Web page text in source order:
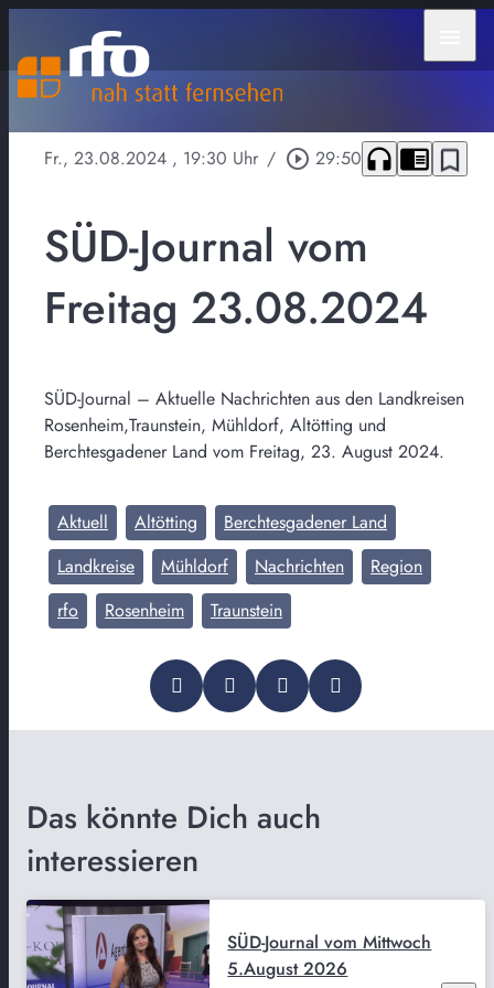
Fr., 23.08.2024 , 19:30 Uhr / play_circle_outline 29:50 headphones chrome_reader_mode bookmark_border
SÜD-Journal vom
Freitag 23.08.2024
SÜD-Journal – Aktuelle Nachrichten aus den Landkreisen
Rosenheim,Traunstein, Mühldorf, Altötting und
Berchtesgadener Land vom Freitag, 23. August 2024.
Aktuell Altötting
Berchtesgadener Land
Landkreise
Mühldorf Nachrichten
Region
rfo
Rosenheim Traunstein
Das könnte Dich auch
interessieren
SÜD-Journal vom Mittwoch
5.August 2026